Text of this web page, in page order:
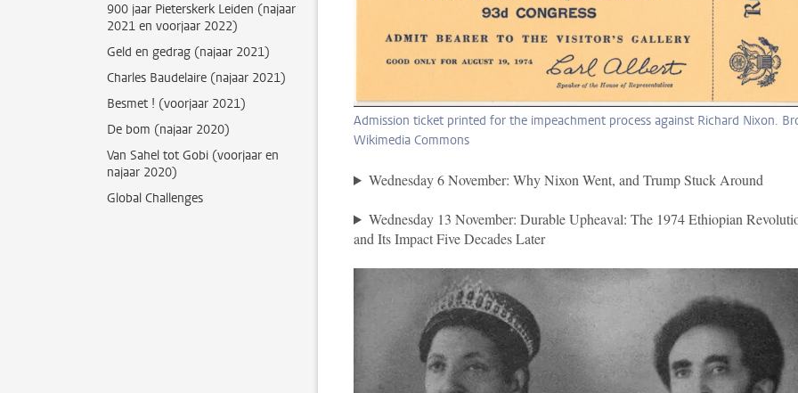
900 jaar Pieterskerk Leiden (najaar
2021 en voorjaar 2022)
Geld en gedrag (najaar 2021)
Charles Baudelaire (najaar 2021)
Besmet ! (voorjaar 2021)
De bom (najaar 2020)
Van Sahel tot Gobi (voorjaar en
najaar 2020)
Global Challenges
Admission ticket printed for the impeachment process against Richard Nixon.
Wikimedia Commons
Wednesday 6 November: Why Nixon Went, and Trump Stuck Around
Wednesday 13 November: Durable Upheaval: The 1974 Ethiopian
and Its Impact Five Decades Later